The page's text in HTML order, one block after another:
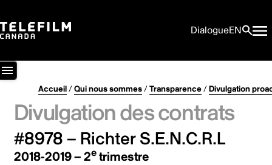
DialogueEN
Accueil/Qui nous sommes/Transparence/Divulgation
Divulgation des contrats
#8978 – Richter S.E.N.C.R.L
2018-2019 – 2etrimestre